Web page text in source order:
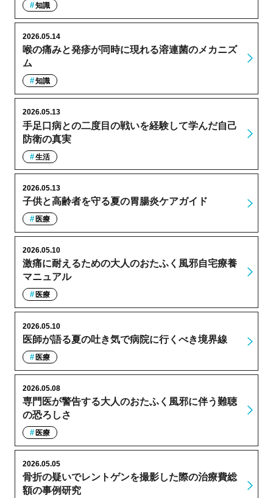
知識
喉の痛みと発疹が同時に現れる溶連菌のメカニズ
ム
2026.05.14
知識
手足口病との二度目の戦いを経験して学んだ自己
防衛の真実
2026.05.13
生活
子供と高齢者を守る夏の胃腸炎ケアガイド
2026.05.13
医療
激痛に耐えるための大人のおたふく風邪自宅療養
マニュアル
2026.05.10
医療
医師が語る夏の吐き気で病院に行くべき境界線
2026.05.10
医療
専門医が警告する大人のおたふく風邪に伴う難聴
の恐ろしさ
2026.05.08
医療
骨折の疑いでレントゲンを撮影した際の治療費総
額の事例研究
2026.05.05